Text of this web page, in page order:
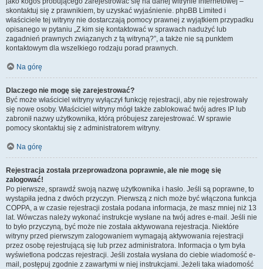
skontaktuj się z prawnikiem, by uzyskać wyjaśnienie. phpBB Limited i
właściciele tej witryny nie dostarczają pomocy prawnej z wyjątkiem przypadku
opisanego w pytaniu „Z kim się kontaktować w sprawach nadużyć lub
zagadnień prawnych związanych z tą witryną?”, a także nie są punktem
kontaktowym dla wszelkiego rodzaju porad prawnych.
Na górę
Dlaczego nie mogę się zarejestrować?
Być może właściciel witryny wyłączył funkcję rejestracji, aby nie rejestrowały
się nowe osoby. Właściciel witryny mógł także zablokować twój adres IP lub
zabronił nazwy użytkownika, którą próbujesz zarejestrować. W sprawie
pomocy skontaktuj się z administratorem witryny.
Na górę
Rejestracja została przeprowadzona poprawnie, ale nie mogę się
zalogować!
Po pierwsze, sprawdź swoją nazwę użytkownika i hasło. Jeśli są poprawne, to
wystąpiła jedna z dwóch przyczyn. Pierwszą z nich może być włączona funkcja
COPPA, a w czasie rejestracji została podana informacja, że masz mniej niż 13
lat. Wówczas należy wykonać instrukcje wysłane na twój adres e-mail. Jeśli nie
to było przyczyną, być może nie została aktywowana rejestracja. Niektóre
witryny przed pierwszym zalogowaniem wymagają aktywowania rejestracji
przez osobę rejestrującą się lub przez administratora. Informacja o tym była
wyświetlona podczas rejestracji. Jeśli została wysłana do ciebie wiadomość e-
mail, postępuj zgodnie z zawartymi w niej instrukcjami. Jeżeli taka wiadomość